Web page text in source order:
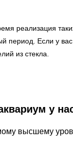
реализация
период. Если у
из стекла.
у
высшему